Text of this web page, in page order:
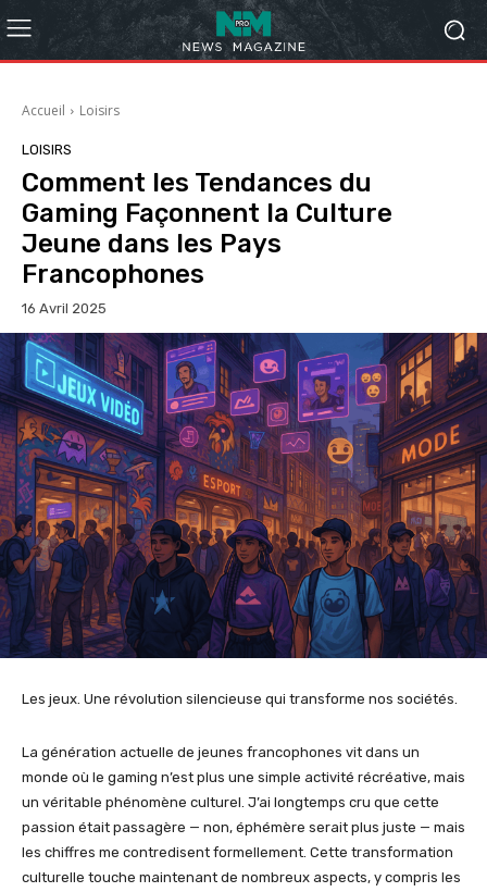
Accueil Loisirs
LOISIRS
Comment les Tendances du
Gaming Façonnent la Culture
Jeune dans les Pays
Francophones
16 Avril 2025
Les jeux. Une révolution silencieuse qui transforme nos sociétés.
La génération actuelle de jeunes francophones vit dans un
monde où le gaming n’est plus une simple activité récréative, mais
un véritable phénomène culturel. J’ai longtemps cru que cette
passion était passagère — non, éphémère serait plus juste — mais
les chiffres me contredisent formellement. Cette transformation
culturelle touche maintenant de nombreux aspects, y compris les